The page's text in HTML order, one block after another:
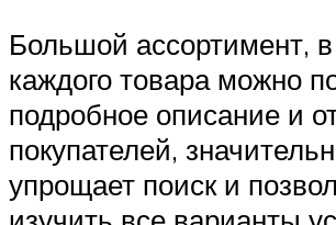
Большой ассортимент,
каждого товара можно
подробное описание и
покупателей,
упрощает поиск и